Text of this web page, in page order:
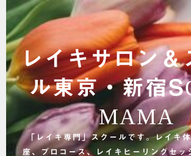
コ
ン
テ
ン
ツ
へ
ス
ッ
レイキサロン＆
ル東京・新宿
MAMA
「レイキ専門」スクールです。レイキ
座、プロコース、レイキヒーリングセッ